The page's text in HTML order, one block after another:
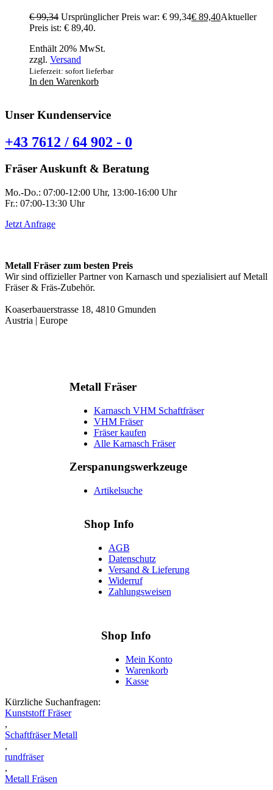
€99,34 Ursprünglicher Preis war: € 99,34€ 89,40Aktueller
Preis ist: € 89,40.
Enthält 20% MwSt.
zzgl. Versand
Lieferzeit: sofort lieferbar
In den Warenkorb
Unser Kundenservice
+43 7612 / 64 902 - 0
Fräser Auskunft & Beratung
Mo.-Do.: 07:00-12:00 Uhr, 13:00-16:00 Uhr
Fr.: 07:00-13:30 Uhr
Jetzt Anfrage
Metall Fräser zum besten Preis
Wir sind offizieller Partner von Karnasch und spezialisiert auf Metall
Fräser & Fräs-Zubehör.
Koaserbauerstrasse 18, 4810 Gmunden
Austria | Europe
Metall Fräser
Karnasch VHM Schaftfräser
VHM Fräser
Fräser kaufen
Alle Karnasch Fräser
Zerspanungs­werkzeuge
Artikelsuche
Shop Info
AGB
Datenschutz
Versand & Lieferung
Widerruf
Zahlungsweisen
Shop Info
Mein Konto
Warenkorb
Kasse
Kürzliche Suchanfragen:
Kunststoff Fräser
,
Schaftfräser Metall
,
rundfräser
,
Metall Fräsen